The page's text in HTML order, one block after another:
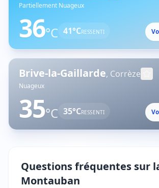
Partiellement Nuageux
36°C 41°CRESSENTI
Brive-la-Gaillarde, Corrèze
Nuageux
35°C 35°CRESSENTI
Questions fréquentes sur
Montauban